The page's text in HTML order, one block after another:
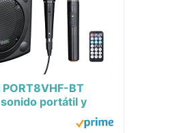
BT
portátil y
20 cm, Bluetooth,